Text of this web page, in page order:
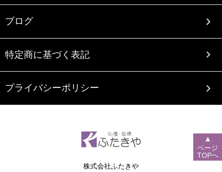
ブログ
特定商に基づく表記
プライバシーポリシー
株式会社ふたきや
▲
ページ
TOPへ